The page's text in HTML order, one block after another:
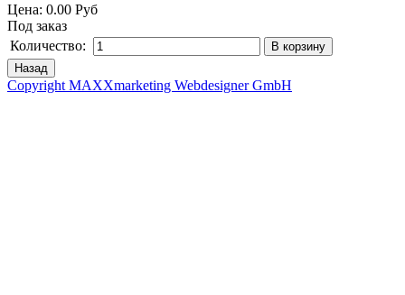
Цена: 0.00 Руб
Под заказ
Количество:
Copyright MAXXmarketing Webdesigner GmbH